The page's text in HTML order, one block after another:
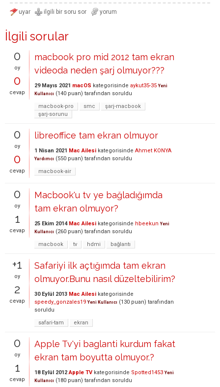
İlgili sorular
0
oy
0
cevap
macbook pro mid 2012 tam ekran
videoda neden şarj olmuyor???
29 Mayıs 2021 macOS kategorisinde aykut35-35 Yeni
Kullanıcı (140 puan) tarafından soruldu
macbook-pro
smc
şarj-macbook
şarj-sorunu
0
oy
0
cevap
libreoffice tam ekran olmuyor
1 Nisan 2021 Mac Ailesi kategorisinde Ahmet KONYA
Yardımcı (550 puan) tarafından soruldu
macbook-air
0
oy
1
cevap
Macbook'u tv ye bağladığımda
tam ekran olmuyor?
25 Ekim 2014 Mac Ailesi kategorisinde hbeekun Yeni
Kullanıcı (260 puan) tarafından soruldu
macbook
tv hdmi bağlantı
+1
oy
2
cevap
Safariyi ilk açtığımda tam ekran
olmuyor.Bunu nasıl düzeltebilirim?
30 Eylül 2013 Mac Ailesi kategorisinde
speedy_gonzales19 Yeni Kullanıcı (130 puan) tarafından
soruldu
safari-tam
ekran
0
oy
1
cevap
Apple Tv'yi baglanti kurdum fakat
ekran tam boyutta olmuyor.?
18 Eylül 2012 Apple TV kategorisinde Spotted1453 Yeni
Kullanıcı (180 puan) tarafından soruldu